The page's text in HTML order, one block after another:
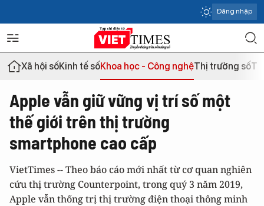
Đăng nhập
Xã hội sốKinh tế sốKhoa học - Công nghệThị trường số
Apple vẫn giữ vững vị trí số một
thế giới trên thị trường
smartphone cao cấp
VietTimes -- Theo báo cáo mới nhất từ cơ quan nghiên
cứu thị trường Counterpoint, trong quý 3 năm 2019,
Apple vẫn thống trị thị trường điện thoại thông minh